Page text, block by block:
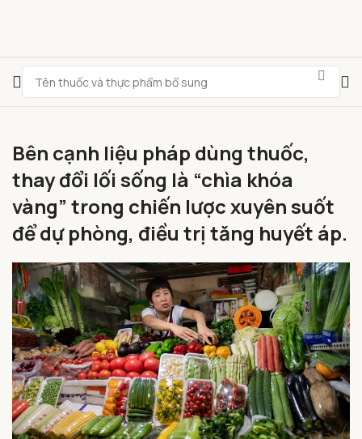
Bên cạnh liệu pháp dùng thuốc,
thay đổi lối sống là “chìa khóa
vàng” trong chiến lược xuyên suốt
để dự phòng, điều trị tăng huyết áp.